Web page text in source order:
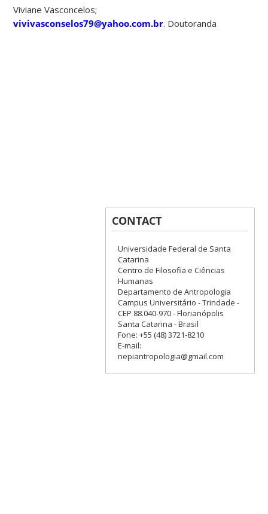
Viviane Vasconcelos;
vivivasconselos79@yahoo.com.br. Doutoranda
CONTACT
Universidade Federal de Santa
Catarina
Centro de Filosofia e Ciências
Humanas
Departamento de Antropologia
Campus Universitário - Trindade -
CEP 88.040-970 - Florianópolis
Santa Catarina - Brasil
Fone: +55 (48) 3721-8210
E-mail:
nepiantropologia@gmail.com